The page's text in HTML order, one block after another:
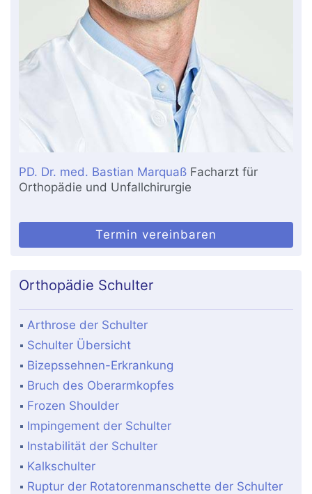
PD. Dr. med. Bastian Marquaß Facharzt für
Orthopädie und Unfallchirurgie
Termin vereinbaren
Orthopädie Schulter
Arthrose der Schulter
Schulter Übersicht
Bizepssehnen-Erkrankung
Bruch des Oberarmkopfes
Frozen Shoulder
Impingement der Schulter
Instabilität der Schulter
Kalkschulter
Ruptur der Rotatorenmanschette der Schulter